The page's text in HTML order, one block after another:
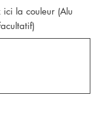
la couleur (Alu